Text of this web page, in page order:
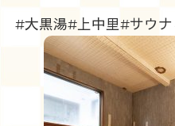
#大黒湯#上中里#サウ